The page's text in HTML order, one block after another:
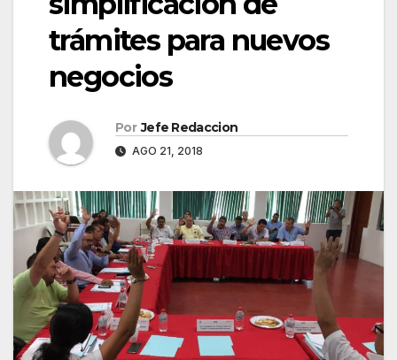
trámites para nuevos
negocios
Por Jefe Redaccion
AGO 21, 2018